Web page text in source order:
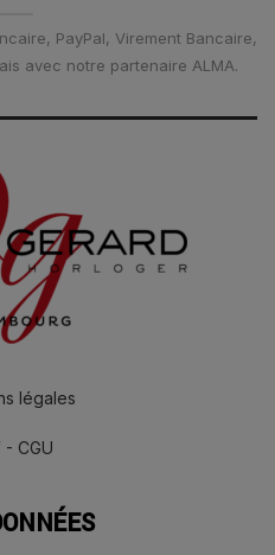
PayPal, Virement Bancaire,
avec notre partenaire ALMA.
légales
- CGU